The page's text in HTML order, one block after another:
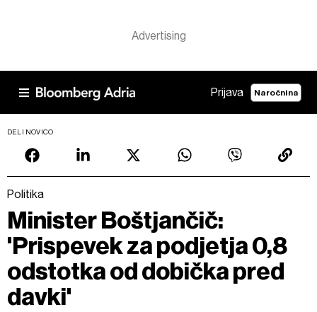
Prijava Naročnina
DELI NOVICO
Politika
Minister Boštjančič:
'Prispevek za podjetja 0,8
odstotka od dobička pred
davki'